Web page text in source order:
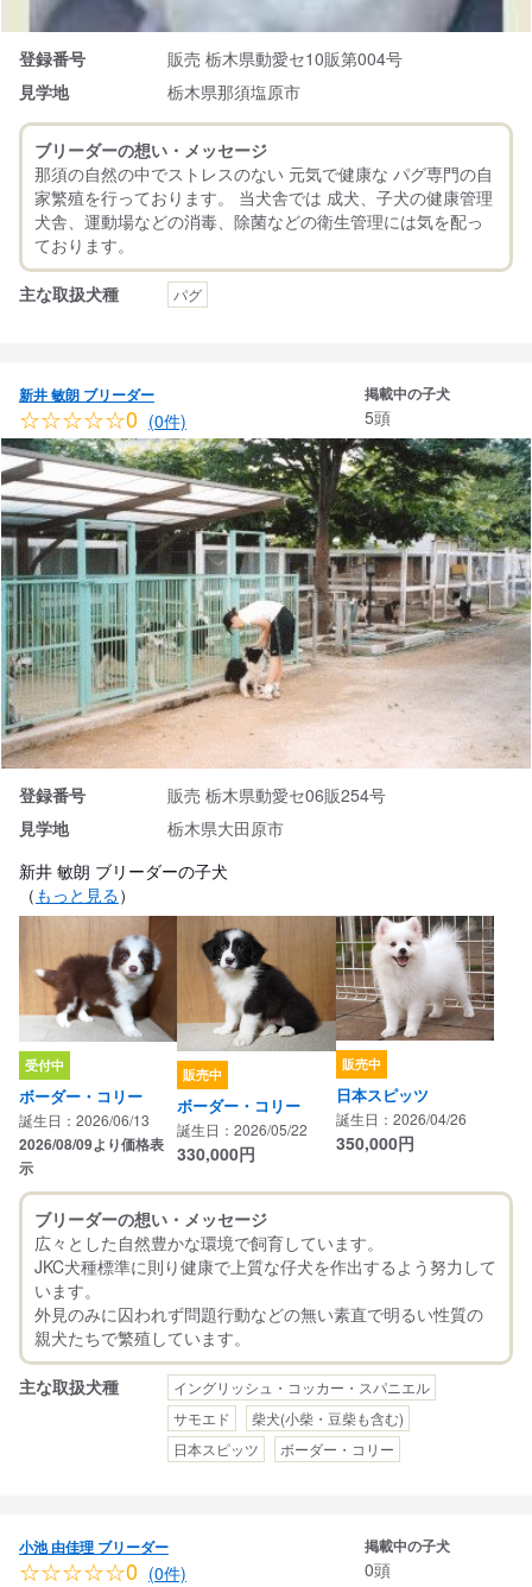
登録番号
販売 栃木県動愛セ10販第004号
見学地
栃木県那須塩原市
ブリーダーの想い・メッセージ
那須の自然の中でストレスのない 元気で健康な パグ専門の自
家繁殖を行っております。 当犬舎では 成犬、子犬の健康管理
犬舎、運動場などの消毒、除菌などの衛生管理には気を配っ
主な取扱犬種 パグ
新井 敏朗 ブリーダー
☆☆☆☆☆0 (0件)
掲載中の子犬
5頭
登録番号
販売 栃木県動愛セ06販254号
見学地
栃木県大田原市
新井 敏朗 ブリーダーの子犬
（ もっと見る）
受付中
ボーダー・コリー
誕生日：2026/06/13
2026/08/09より価格表
示
販売中
ボーダー・コリー
誕生日：2026/05/22
330,000円
販売中
日本スピッツ
誕生日：2026/04/26
350,000円
ブリーダーの想い・メッセージ
広々とした自然豊かな環境で飼育しています。
JKC犬種標準に則り健康で上質な仔犬を作出するよう努力して
います。
外見のみに囚われず問題行動などの無い素直で明るい性質の
主な取扱犬種
イングリッシュ・コッカー・スパニエル
サモエド
柴犬(小柴・豆柴も含む)
日本スピッツ
ボーダー・コリー
小池 由佳理 ブリーダー
☆☆☆☆☆0 (0件)
掲載中の子犬
0頭